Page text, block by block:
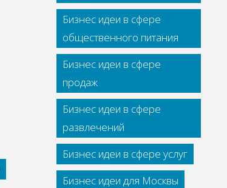
Бизнес идеи в сфере
общественного питания
Бизнес идеи в сфере
продаж
Бизнес идеи в сфере
развлечений
Бизнес идеи в сфере услуг
Бизнес идеи для Москвы